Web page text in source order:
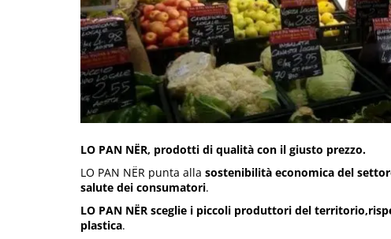
LO PAN NËR, prodotti di qualità con il giusto prezzo.
LO PAN NËR punta alla sostenibilità economica del
salute dei consumatori.
LO PAN NËR sceglie i piccoli produttori del
plastica.